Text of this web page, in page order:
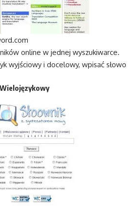
online w jednej wyszukiwarce.
wyjściowy i docelowy, wpisać słowo